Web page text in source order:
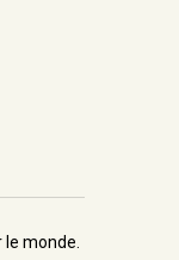
le monde.